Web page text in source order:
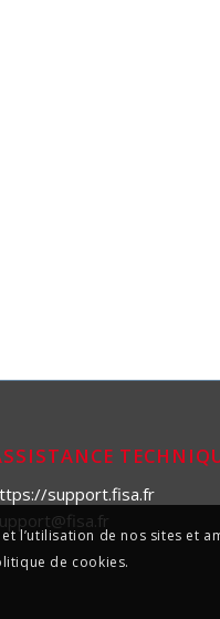
support.fisa.fr
de nos sites et
de cookies.